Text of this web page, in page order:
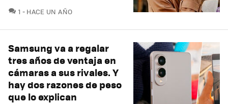
1 COMENTARIOS
HACE UN AÑO
Samsung va a regalar
tres años de ventaja en
cámaras a sus rivales. Y
hay dos razones de peso
que lo explican